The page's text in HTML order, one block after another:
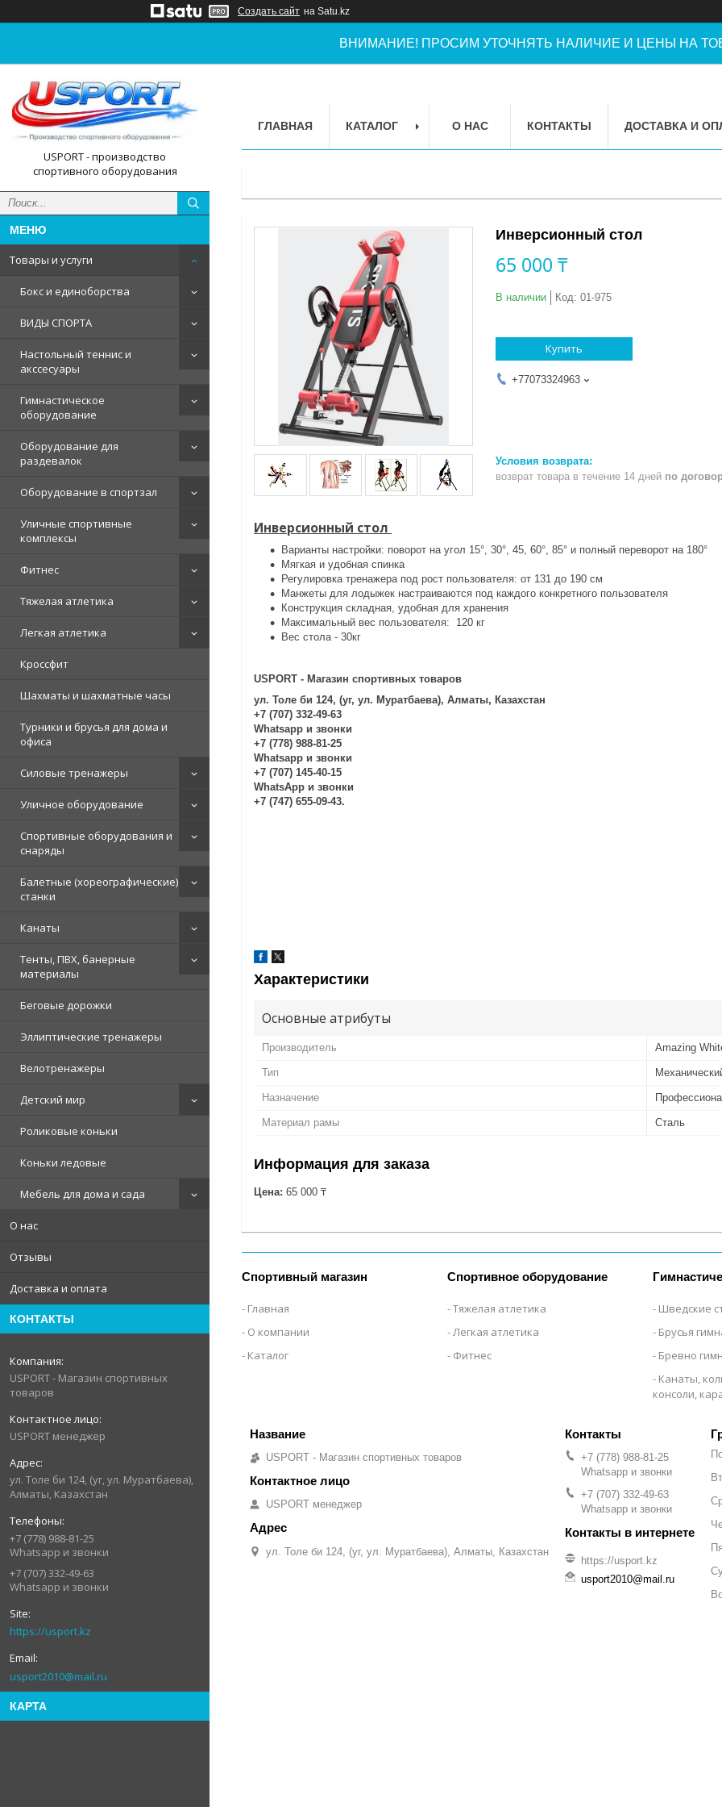
Создать сайт на Satu.kz
ВНИМАНИЕ! ПРОСИМ УТОЧНЯТЬ НАЛИЧИЕ И ЦЕНЫ НА
USPORT - производство
спортивного оборудования
Товары и услуги
Бокс и единоборства
ВИДЫ СПОРТА
Настольный теннис и
акссесуары
Гимнастическое
оборудование
Оборудование для
раздевалок
Оборудование в спортзал
Уличные спортивные
комплексы
Фитнес
Тяжелая атлетика
Легкая атлетика
Кроссфит
Шахматы и шахматные часы
Турники и брусья для дома и
офиса
Силовые тренажеры
Уличное оборудование
Спортивные оборудования и
снаряды
Балетные (хореографические)
станки
Канаты
Тенты, ПВХ, банерные
материалы
Беговые дорожки
Эллиптические тренажеры
Велотренажеры
Детский мир
Роликовые коньки
Коньки ледовые
Мебель для дома и сада
О нас
Отзывы
Доставка и оплата
КОНТАКТЫ
USPORT - Магазин спортивных
товаров
USPORT менеджер
ул. Толе би 124, (уг, ул. Муратбаева),
Алматы, Казахстан
+7 (778) 988-81-25
Whatsapp и звонки
+7 (707) 332-49-63
Whatsapp и звонки
https://usport.kz
usport2010@mail.ru
КАРТА
ГЛАВНАЯ КАТАЛОГ О НАС КОНТАКТЫ ДОСТАВКА И
Инверсионный стол
65 000 ₸
В наличии Код: 01-975
Купить
+77073324963
возврат товара в течение 14 дней по
Инверсионный стол
Варианты настройки: поворот на угол 15°, 30°, 45, 60°, 85° и полный переворот на 180°
Мягкая и удобная спинка
Регулировка тренажера под рост пользователя: от 131 до 190 см
Манжеты для лодыжек настраиваются под каждого конкретного пользователя
Конструкция складная, удобная для хранения
Максимальный вес пользователя: 120 кг
Вес стола - 30кг
USPORT - Магазин спортивных товаров
ул. Толе би 124, (уг, ул. Муратбаева), Алматы, Казахстан
+7 (707) 332-49-63
Whatsapp и звонки
+7 (778) 988-81-25
Whatsapp и звонки
+7 (707) 145-40-15
WhatsApp и звонки
+7 (747) 655-09-43.
Характеристики
Основные атрибуты
Производитель Amazing
Тип
Назначение
Материал рамы Сталь
Информация для заказа
Цена: 65 000 ₸
Спортивный магазин
Главная
О компании
Каталог
Спортивное оборудование
Тяжелая атлетика
Легкая атлетика
Фитнес
Шведские
Брусья
Бревно
Канаты,
консоли,
USPORT - Магазин спортивных товаров
USPORT менеджер
ул. Толе би 124, (уг, ул. Муратбаева), Алматы, Казахстан
+7 (778) 988-81-25
Whatsapp и звонки
+7 (707) 332-49-63
Whatsapp и звонки
https://usport.kz
usport2010@mail.ru